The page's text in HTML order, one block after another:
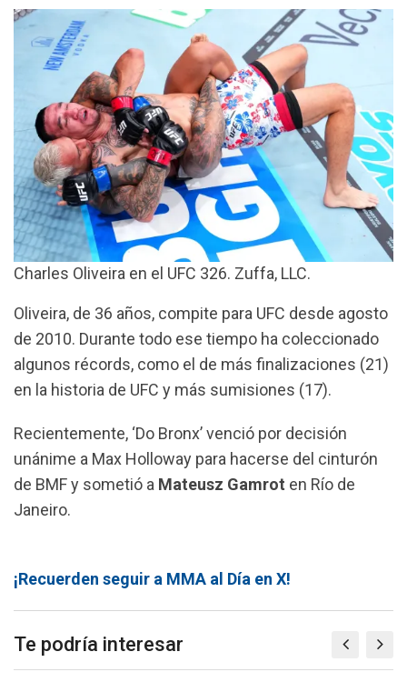
Charles Oliveira en el UFC 326. Zuffa, LLC.
Oliveira, de 36 años, compite para UFC desde agosto
de 2010. Durante todo ese tiempo ha coleccionado
algunos récords, como el de más finalizaciones (21)
en la historia de UFC y más sumisiones (17).
Recientemente, ‘Do Bronx’ venció por decisión
unánime a Max Holloway para hacerse del cinturón
de BMF y sometió a Mateusz Gamrot en Río de
Janeiro.
¡Recuerden seguir a MMA al Día en X!
Te podría interesar